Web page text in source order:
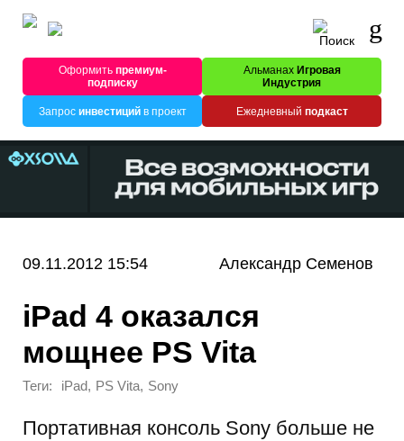
Оформитьпремиум-
подписку
Альманах Игровая
Индустрия
Запрос инвестицийв проект Ежедневный подкаст
09.11.2012 15:54 Александр Семенов
iPad 4 оказался
мощнее PS Vita
Теги: iPad, PS Vita, Sony
Портативная консоль Sony больше не